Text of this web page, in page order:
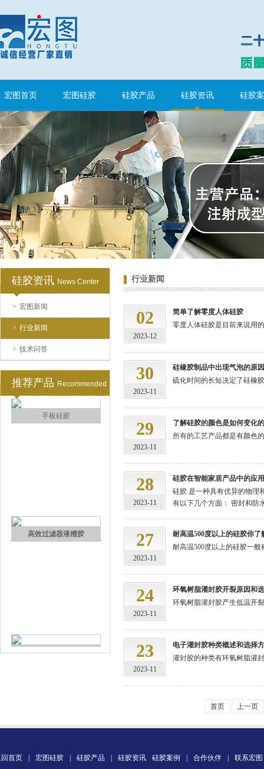
宏图首页 宏图硅胶 硅胶产品 硅胶资讯 硅胶
硅胶资讯 News Center
> 宏图新闻
> 行业新闻
> 技术问答
推荐产品 Recommended
半透明模具硅胶
注射硅胶
行业新闻
02
2023-12
简单了解零度人体硅胶
零度人体硅胶是目前来说用
30
2023-11
硅橡胶制品中出现气泡的原因
硫化时间的长短决定了硅橡
29
2023-11
了解硅胶的颜色是如何变化的
所有的工艺产品都是有颜色
28
2023-11
硅胶在智能家居产品中的应
硅胶 是一种具有优异的物理
有以下几个方面： 密封和防
27
2023-11
耐高温500度以上的硅胶你了
耐高温500度以上的硅胶一
24
2023-11
环氧树脂灌封胶开裂原因和
环氧树脂灌封胶产生低温开
23
2023-11
电子灌封胶种类概述和选择
灌封胶的种类有环氧树脂灌
首页 上一页
首页 宏图硅胶 硅胶产品 硅胶资讯 硅胶案例 合作伙伴
联系宏图